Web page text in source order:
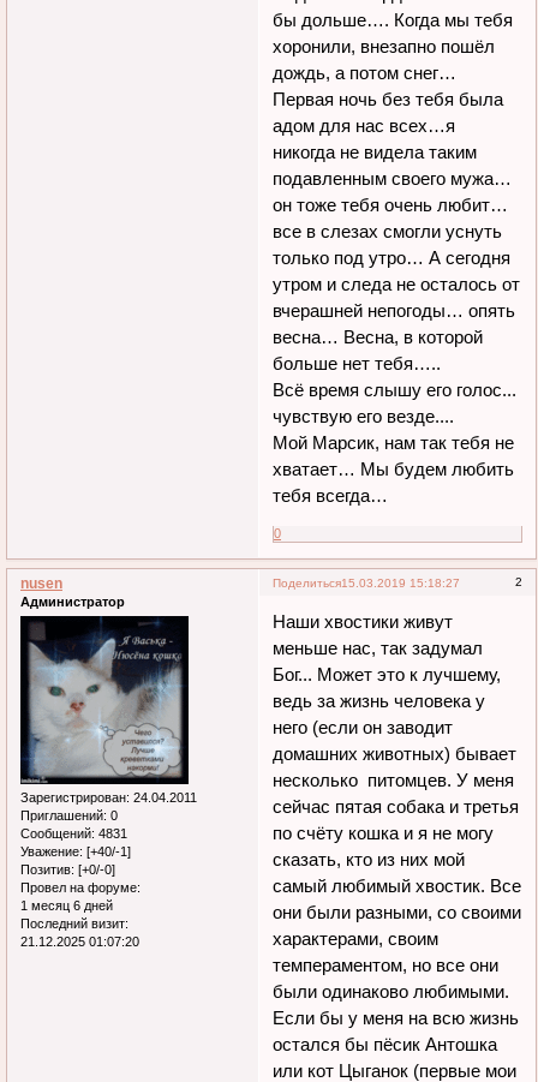
бы дольше…. Когда мы тебя
хоронили, внезапно пошёл
дождь, а потом снег…
Первая ночь без тебя была
адом для нас всех…я
никогда не видела таким
подавленным своего мужа…
он тоже тебя очень любит…
все в слезах смогли уснуть
только под утро… А сегодня
утром и следа не осталось от
вчерашней непогоды… опять
весна… Весна, в которой
больше нет тебя…..
Всё время слышу его голос...
чувствую его везде....
Мой Марсик, нам так тебя не
хватает… Мы будем любить
тебя всегда…
0
Поделиться 2
15.03.2019 15:18:27
nusen
Администратор
Зарегистрирован: 24.04.2011
Приглашений: 0
Сообщений: 4831
Уважение: [+40/-1]
Позитив: [+0/-0]
Провел на форуме:
1 месяц 6 дней
Последний визит:
21.12.2025 01:07:20
Наши хвостики живут
меньше нас, так задумал
Бог... Может это к лучшему,
ведь за жизнь человека у
него (если он заводит
домашних животных) бывает
несколько питомцев. У меня
сейчас пятая собака и третья
по счёту кошка и я не могу
сказать, кто из них мой
самый любимый хвостик. Все
они были разными, со своими
характерами, своим
темпераментом, но все они
были одинаково любимыми.
Если бы у меня на всю жизнь
остался бы пёсик Антошка
или кот Цыганок (первые мои